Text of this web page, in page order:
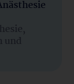
und